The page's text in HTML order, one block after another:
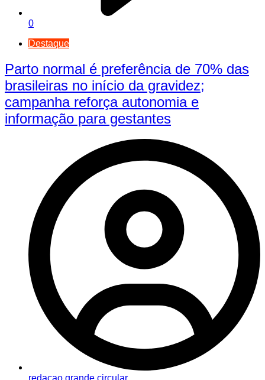
0
Destaque
Parto normal é preferência de 70% das
brasileiras no início da gravidez;
campanha reforça autonomia e
informação para gestantes